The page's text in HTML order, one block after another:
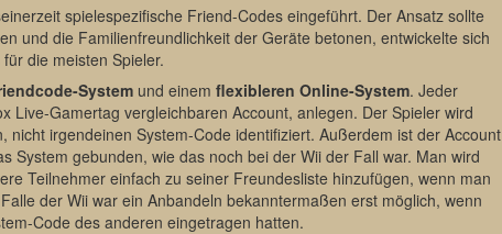
spielespezifische Friend-Codes eingeführt. Der Ansatz sollte
und die Familienfreundlichkeit der Geräte betonen, entwickelte sich
die meisten Spieler.
System und einem flexibleren Online-System. Jeder
Live-Gamertag vergleichbaren Account, anlegen. Der Spieler wird
nicht irgendeinen System-Code identifiziert. Außerdem ist der Account
System gebunden, wie das noch bei der Wii der Fall war. Man wird
Teilnehmer einfach zu seiner Freundesliste hinzufügen, wenn man
der Wii war ein Anbandeln bekanntermaßen erst möglich, wenn
Code des anderen eingetragen hatten.